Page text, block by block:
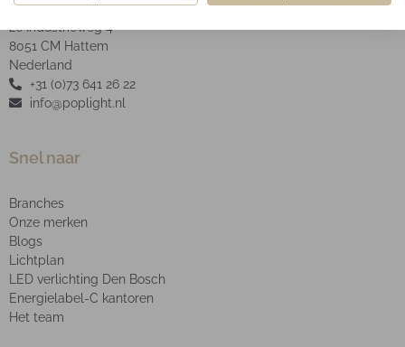
2e Industrieweg 4
8051 CM Hattem
Nederland
+31 (0)73 641 26 22
info@poplight.nl
Snel naar
Branches
Onze merken
Blogs
Lichtplan
LED verlichting Den Bosch
Energielabel-C kantoren
Het team